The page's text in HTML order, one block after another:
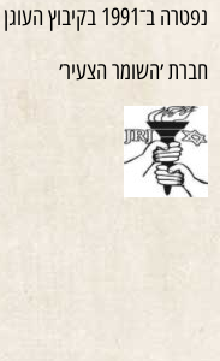
נפטרה ב־1991 בקיבוץ העוגן
חברת ׳השומר הצעיר׳